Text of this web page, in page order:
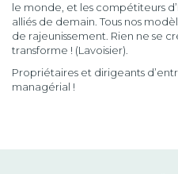
le monde, et les compétiteurs
alliés de demain. Tous nos
de rajeunissement. Rien ne se
transforme ! (Lavoisier).
Propriétaires et dirigeants
managérial !